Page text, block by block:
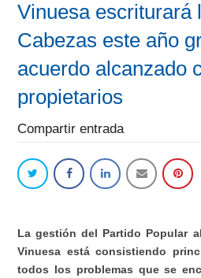
Vinuesa escriturará
Cabezas este año
acuerdo alcanzado
propietarios
Compartir entrada
La gestión del Partido Popular
Vinuesa está consistiendo
todos los problemas que se